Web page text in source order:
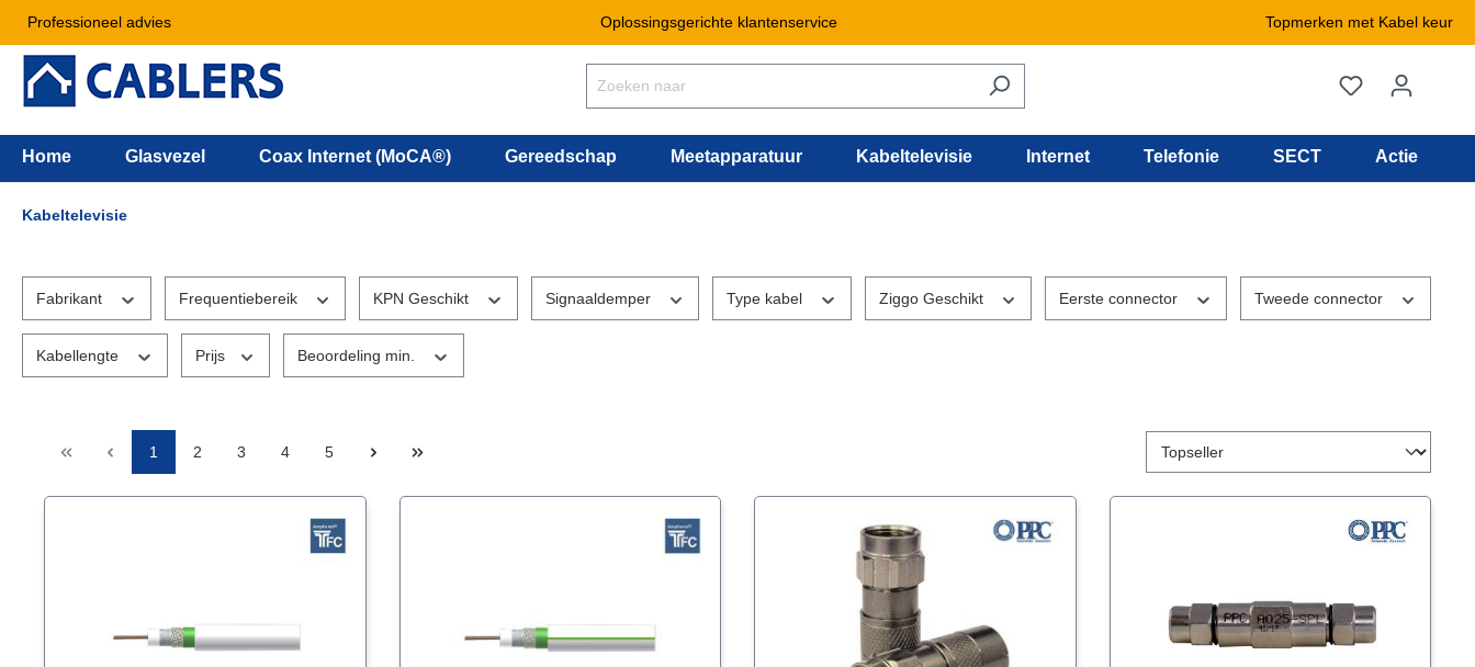
Professioneel advies Oplossingsgerichte klantenservice Topmerken met Kabel keur
Home Glasvezel Coax Internet (MoCA®) Gereedschap Meetapparatuur Kabeltelevisie Internet Telefonie SECT Actie
Kabeltelevisie
Fabrikant Frequentiebereik KPN Geschikt Signaaldemper Type kabel Ziggo Geschikt Eerste connector Tweede connector
Kabellengte Prijs Beoordeling min.
1 2 3 4 5